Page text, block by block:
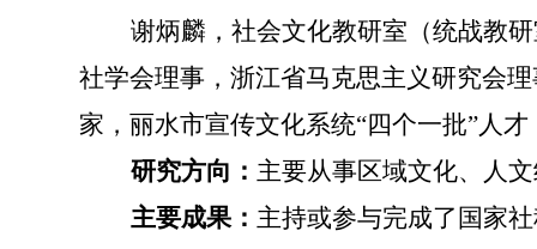
谢炳麟，社会文化教研室（统战教
社学会理事，浙江省马克思主义研究会
家，丽水市宣传文化系统“四个一批”人
研究方向： 主要从事区域文化、人
主要成果： 主持或参与完成了国家